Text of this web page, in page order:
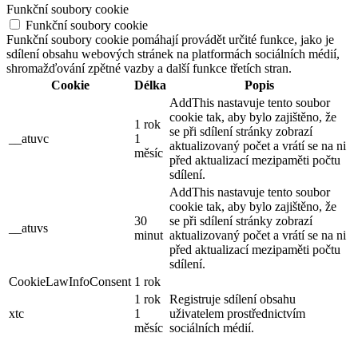
Funkční soubory cookie
Funkční soubory cookie
Funkční soubory cookie pomáhají provádět určité funkce, jako je
sdílení obsahu webových stránek na platformách sociálních médií,
shromažďování zpětné vazby a další funkce třetích stran.
Cookie
Délka Popis
__atuvc
1 rok
1
měsíc
AddThis nastavuje tento soubor
cookie tak, aby bylo zajištěno, že
se při sdílení stránky zobrazí
aktualizovaný počet a vrátí se na ni
před aktualizací mezipaměti počtu
sdílení.
__atuvs
30
minut
AddThis nastavuje tento soubor
cookie tak, aby bylo zajištěno, že
se při sdílení stránky zobrazí
aktualizovaný počet a vrátí se na ni
před aktualizací mezipaměti počtu
sdílení.
CookieLawInfoConsent 1 rok
xtc
1 rok
1
měsíc
Registruje sdílení obsahu
uživatelem prostřednictvím
sociálních médií.